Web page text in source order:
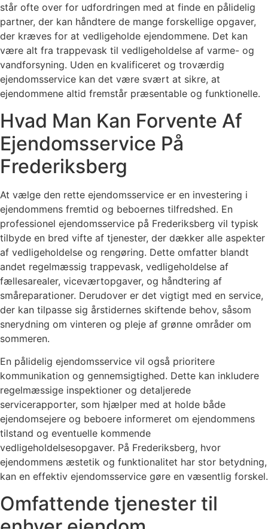
står ofte over for udfordringen med at finde en pålidelig
partner, der kan håndtere de mange forskellige opgaver,
der kræves for at vedligeholde ejendommene. Det kan
være alt fra trappevask til vedligeholdelse af varme- og
vandforsyning. Uden en kvalificeret og troværdig
ejendomsservice kan det være svært at sikre, at
ejendommene altid fremstår præsentable og funktionelle.
Hvad Man Kan Forvente Af
Ejendomsservice På
Frederiksberg
At vælge den rette ejendomsservice er en investering i
ejendommens fremtid og beboernes tilfredshed. En
professionel ejendomsservice på Frederiksberg vil typisk
tilbyde en bred vifte af tjenester, der dækker alle aspekter
af vedligeholdelse og rengøring. Dette omfatter blandt
andet regelmæssig trappevask, vedligeholdelse af
fællesarealer, viceværtopgaver, og håndtering af
småreparationer. Derudover er det vigtigt med en service,
der kan tilpasse sig årstidernes skiftende behov, såsom
snerydning om vinteren og pleje af grønne områder om
sommeren.
En pålidelig ejendomsservice vil også prioritere
kommunikation og gennemsigtighed. Dette kan inkludere
regelmæssige inspektioner og detaljerede
servicerapporter, som hjælper med at holde både
ejendomsejere og beboere informeret om ejendommens
tilstand og eventuelle kommende
vedligeholdelsesopgaver. På Frederiksberg, hvor
ejendommens æstetik og funktionalitet har stor betydning,
kan en effektiv ejendomsservice gøre en væsentlig forskel.
Omfattende tjenester til